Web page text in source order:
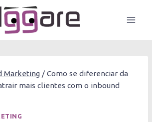
Marketing / Como se diferenciar da
mais clientes com o inbound